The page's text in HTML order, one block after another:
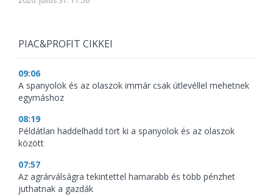
PIAC&PROFIT CIKKEI
09:06
A spanyolok és az olaszok immár csak útlevéllel mehetnek
egymáshoz
08:19
Példátlan haddelhadd tört ki a spanyolok és az olaszok
között
07:57
Az agrárválságra tekintettel hamarabb és több pénzhet
juthatnak a gazdák